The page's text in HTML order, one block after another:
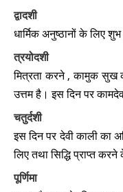
➔लोहड़ी 2027
➔मकर संक्रान्ति 2027
➔प्रदोष व्रत 2027
➔ मौनी अमावस 2027
➔वसन्त पञ्चमी 2027
➔रोहिणी व्रत 2027
द्वादशी
धार्मिक अनुष्ठानों के लिए
त्रयोदशी
मित्रता करने , कामुक सुख
उत्तम है। इस दिन पर
चतुर्दशी
इस दिन पर देवी काली का
लिए तथा सिद्धि प्राप्त
पूर्णिमा